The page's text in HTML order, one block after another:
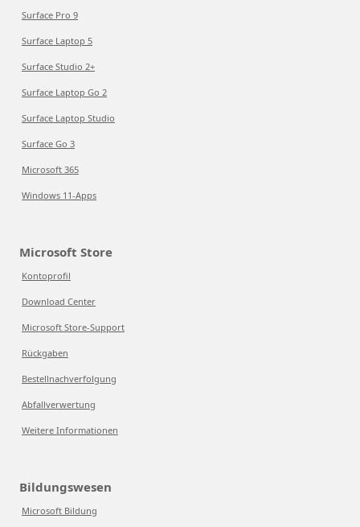
Surface Pro 9
Surface Laptop 5
Surface Studio 2+
Surface Laptop Go 2
Surface Laptop Studio
Surface Go 3
Microsoft 365
Windows 11-Apps
Microsoft Store
Kontoprofil
Download Center
Microsoft Store-Support
Rückgaben
Bestellnachverfolgung
Abfallverwertung
Weitere Informationen
Bildungswesen
Microsoft Bildung